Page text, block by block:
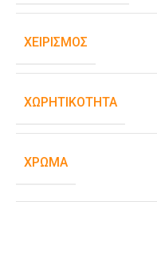
ΧΕΙΡΙΣΜΌΣ
ΧΩΡΗΤΙΚΌΤΗΤΑ
ΧΡΏΜΑ